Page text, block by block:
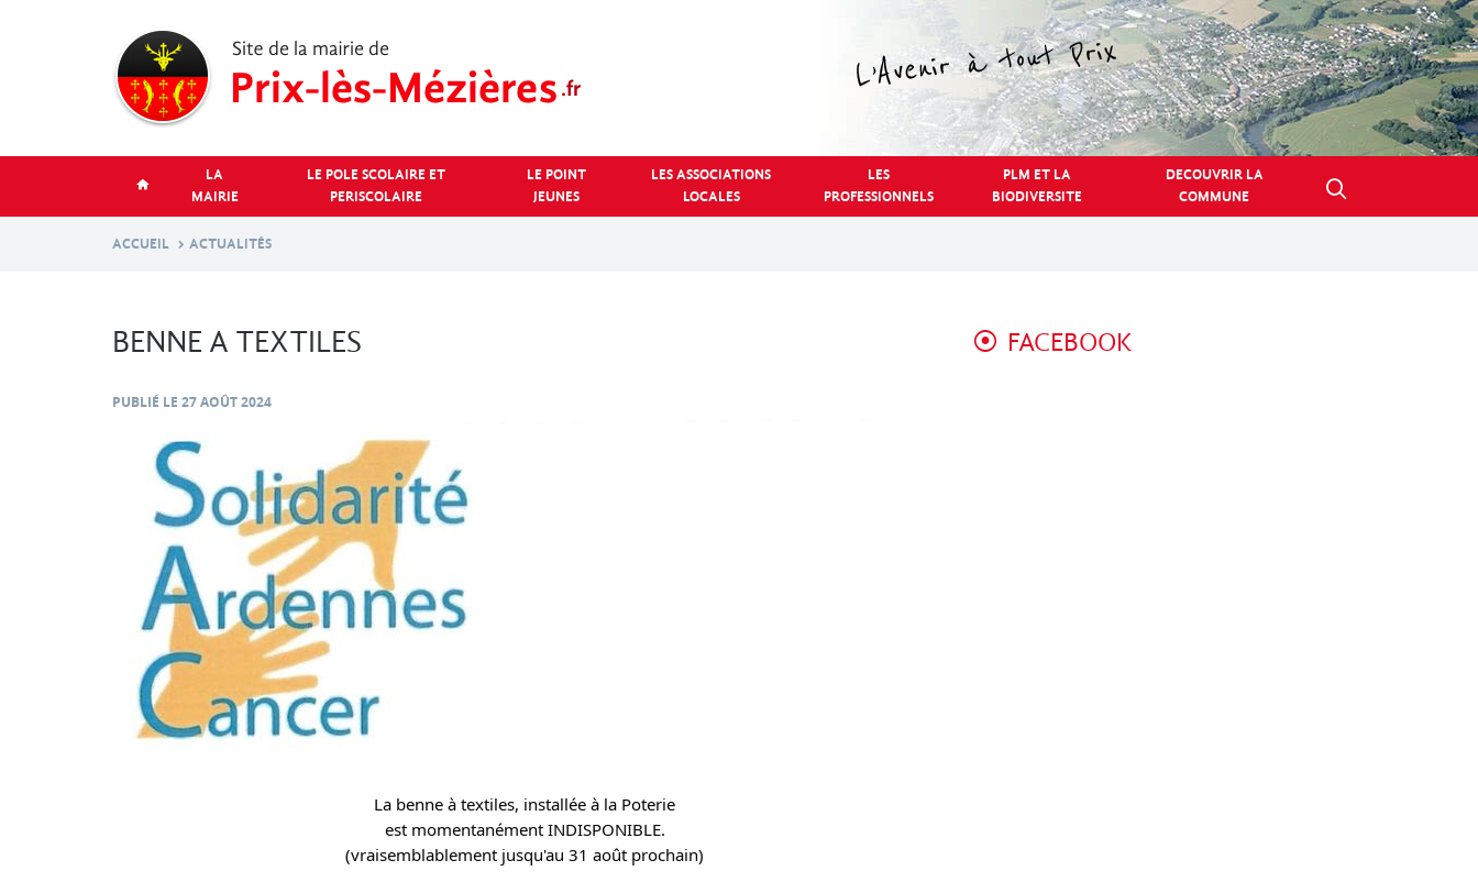
LA
MAIRIE
LE POLE SCOLAIRE ET
PERISCOLAIRE
LE POINT
JEUNES
LES ASSOCIATIONS
LOCALES
LES
PROFESSIONNELS
PLM ET LA
BIODIVERSITE
DECOUVRIR LA
COMMUNE
ACCUEIL ACTUALITÉS
BENNE A TEXTILES
PUBLIÉ LE 27 AOÛT 2024
La benne à textiles, installée à la Poterie
est momentanément INDISPONIBLE.
(vraisemblablement jusqu'au 31 août prochain)
FACEBOOK